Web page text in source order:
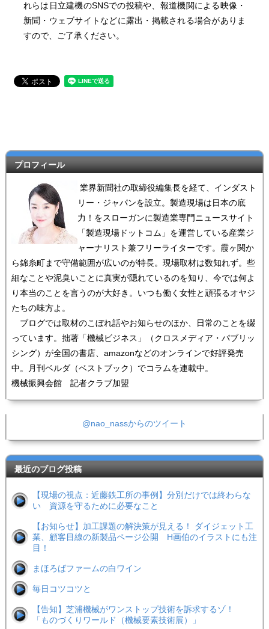
れらは日立建機のSNSでの投稿や、報道機関による映像・
新聞・ウェブサイトなどに露出・掲載される場合がありま
すので、ご了承ください。
プロフィール
業界新聞社の取締役編集長を経て、インダスト
リー・ジャパンを設立。製造現場は日本の底
力！をスローガンに製造業専門ニュースサイト
「製造現場ドットコム」を運営している産業ジ
ャーナリスト兼フリーライターです。霞ヶ関か
ら錦糸町まで守備範囲が広いのが特長。現場取材は数知れず。些
細なことや泥臭いことに真実が隠れているのを知り、今では何よ
り本当のことを言うのが大好き。いつも働く女性と頑張るオヤジ
たちの味方よ。
ブログでは取材のこぼれ話やお知らせのほか、日常のことを綴
っています。拙著「機械ビジネス」（クロスメディア・パブリッ
シング）が全国の書店、amazonなどのオンラインで好評発売
中。月刊ベルダ（ベストブック）でコラムを連載中。
機械振興会館 記者クラブ加盟
@nao_nassからのツイート
最近のブログ投稿
【現場の視点：近藤鉄工所の事例】分別だけでは終わらな
い 資源を守るために必要なこと
【お知らせ】加工課題の解決策が見える！ ダイジェット工
業、顧客目線の新製品ページ公開 H画伯のイラストにも注
目！
まほろばファームの白ワイン
毎日コツコツと
【告知】芝浦機械がワンストップ技術を訴求するゾ！
「ものづくりワールド（機械要素技術展）」